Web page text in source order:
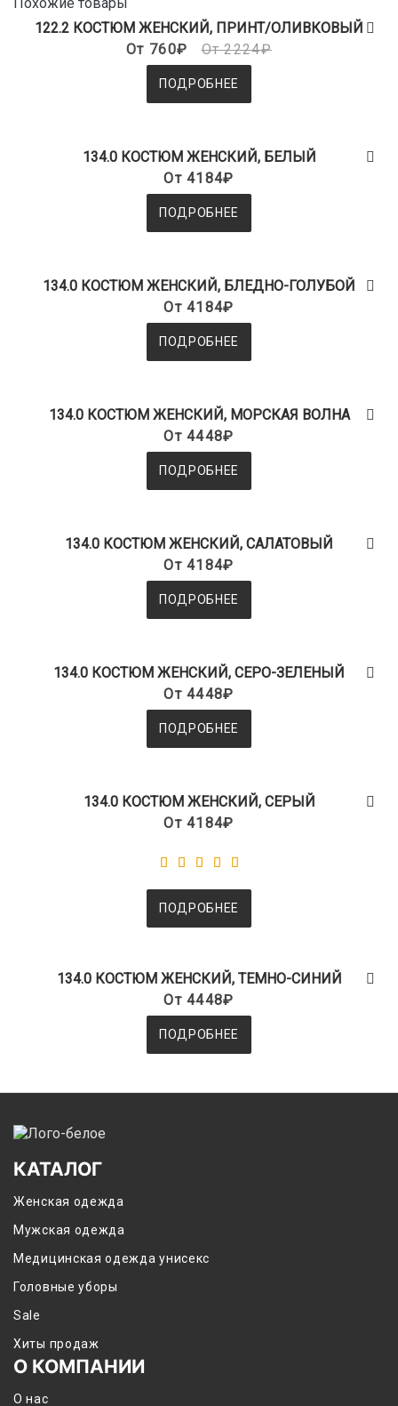
122.2 КОСТЮМ ЖЕНСКИЙ, ПРИНТ/ОЛИВКОВЫЙ
От 760₽
От 2224₽
ПОДРОБНЕЕ
134.0 КОСТЮМ ЖЕНСКИЙ, БЕЛЫЙ
От 4184₽
ПОДРОБНЕЕ
134.0 КОСТЮМ ЖЕНСКИЙ, БЛЕДНО-ГОЛУБОЙ
От 4184₽
ПОДРОБНЕЕ
134.0 КОСТЮМ ЖЕНСКИЙ, МОРСКАЯ ВОЛНА
От 4448₽
ПОДРОБНЕЕ
134.0 КОСТЮМ ЖЕНСКИЙ, САЛАТОВЫЙ
От 4184₽
ПОДРОБНЕЕ
134.0 КОСТЮМ ЖЕНСКИЙ, СЕРО-ЗЕЛЕНЫЙ
От 4448₽
ПОДРОБНЕЕ
134.0 КОСТЮМ ЖЕНСКИЙ, СЕРЫЙ
От 4184₽
ПОДРОБНЕЕ
134.0 КОСТЮМ ЖЕНСКИЙ, ТЕМНО-СИНИЙ
От 4448₽
ПОДРОБНЕЕ
КАТАЛОГ
Женская одежда
Мужская одежда
Медицинская одежда унисекс
Головные уборы
Sale
Хиты продаж
О КОМПАНИИ
О нас